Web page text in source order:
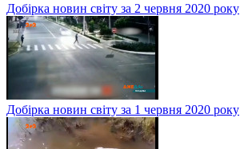
Добірка новин світу за 2 червня 2020 року
Добірка новин світу за 1 червня 2020 року